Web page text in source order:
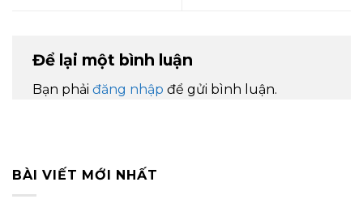
Để lại một bình luận
Bạn phải đăng nhập để gửi bình luận.
BÀI VIẾT MỚI NHẤT